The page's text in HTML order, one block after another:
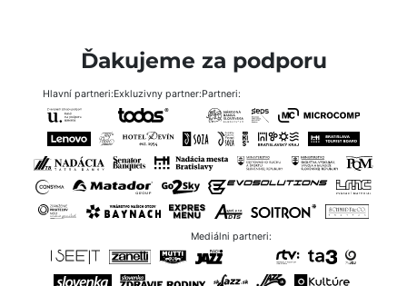
Ďakujeme za podporu
Hlavní partneri:Exkluzivny partner:Partneri:
Mediálni partneri: